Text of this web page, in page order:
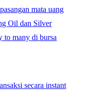
mata uang
Oil dan Silver
to many di bursa
secara instant